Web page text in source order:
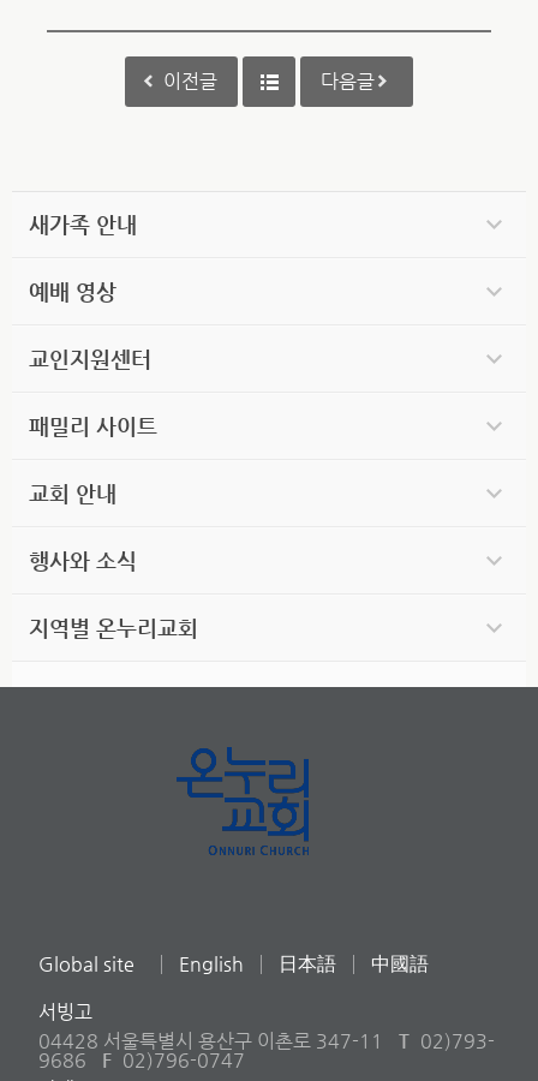
이전글 다음글
새가족 안내
예배 영상
교인지원센터
패밀리 사이트
교회 안내
행사와 소식
지역별 온누리교회
Global site English 日本語 中國語
서빙고
04428 서울특별시 용산구 이촌로 347-11
T 02)793-
9686
F 02)796-0747